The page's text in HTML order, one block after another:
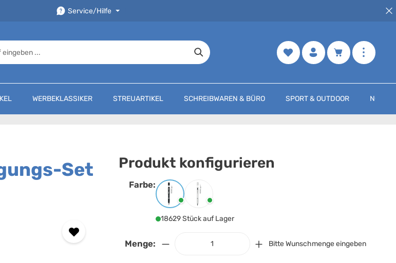
Service/Hilfe
Merkzettel Warenkorb
WERBEKLASSIKER STREUARTIKEL SCHREIBWAREN & BÜRO SPORT & OUTDOOR NOCH
Set Produkt konfigurieren
Farbe:Farbe auswählen
SchwarzWeiss
18629 Stück auf Lager
Menge: Bitte Wunschmenge eingeben